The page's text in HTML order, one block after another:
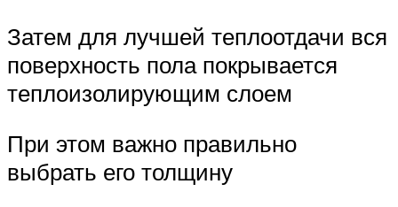
Затем для лучшей теплоотдачи вся
поверхность пола покрывается
теплоизолирующим слоем
При этом важно правильно
выбрать его толщину